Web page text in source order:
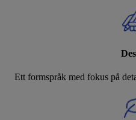
Ett formspråk med fokus på